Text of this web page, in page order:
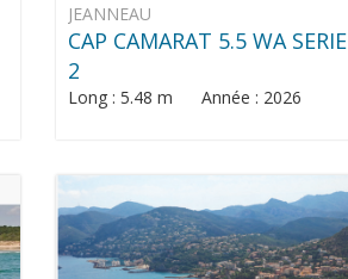
JEANNEAU
CAP CAMARAT 5.5 WA SERIE
2
Long : 5.48 m Année : 2026